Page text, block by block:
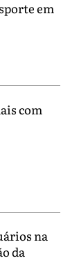
em
com
na
da